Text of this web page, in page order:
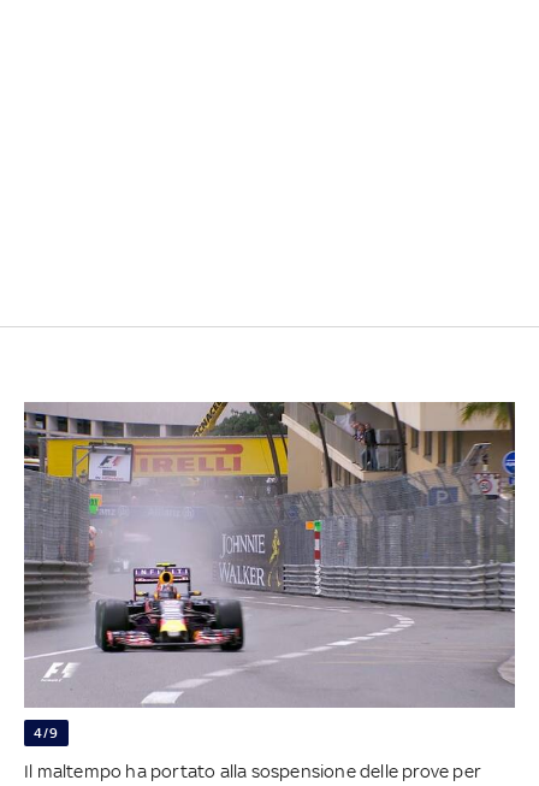
4/9
Il maltempo ha portato alla sospensione delle prove per